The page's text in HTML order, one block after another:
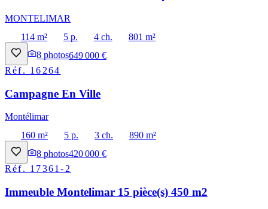
MONTELIMAR
114 m²
5 p. 4 ch.
801 m²
8 photos649 000 €
Réf. 16264
Campagne En Ville
Montélimar
160 m²
5 p. 3 ch.
890 m²
8 photos420 000 €
Réf. 17361-2
Immeuble Montelimar 15 pièce(s) 450 m2